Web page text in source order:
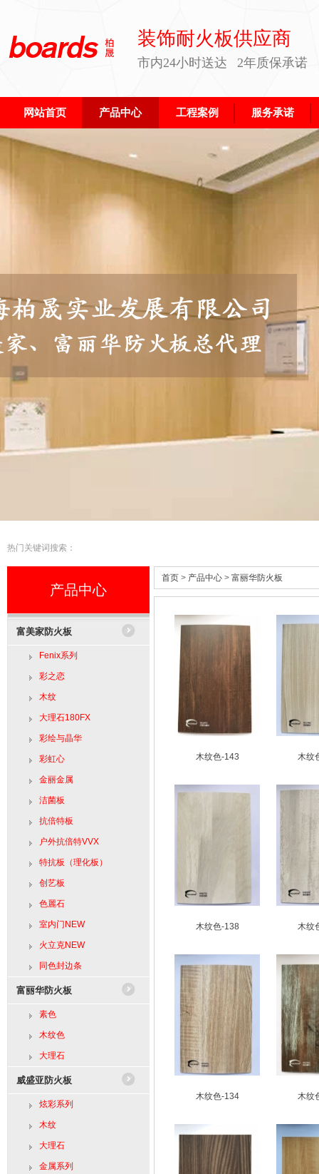
装饰耐火板供应商
市内24小时送达 2年质保承诺
网站首页 产品中心 工程案例 服务承诺
热门关键词搜索：
产品中心
富美家防火板
Fenix系列
彩之恋
木纹
大理石180FX
彩绘与晶华
彩虹心
金丽金属
洁菌板
抗倍特板
户外抗倍特VVX
特抗板（理化板）
创艺板
色麗石
室内门NEW
火立克NEW
同色封边条
富丽华防火板
素色
木纹色
大理石
威盛亚防火板
炫彩系列
木纹
大理石
金属系列
首页 > 产品中心 > 富丽华防火板
木纹色-143 木纹
木纹色-138 木纹
木纹色-134 木纹